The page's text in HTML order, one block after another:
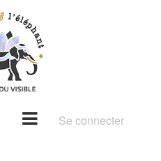
Se connecter